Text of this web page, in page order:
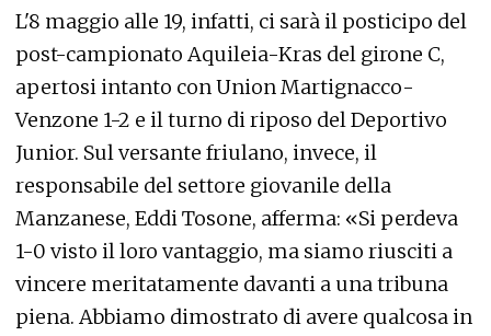
L'8 maggio alle 19, infatti, ci sarà il posticipo del
post-campionato Aquileia-Kras del girone C,
apertosi intanto con Union Martignacco-
Venzone 1-2 e il turno di riposo del Deportivo
Junior. Sul versante friulano, invece, il
responsabile del settore giovanile della
Manzanese, Eddi Tosone, afferma: «Si perdeva
1-0 visto il loro vantaggio, ma siamo riusciti a
vincere meritatamente davanti a una tribuna
piena. Abbiamo dimostrato di avere qualcosa in